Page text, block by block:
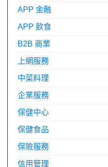
APP 金融
APP 飲食
B2B 商業
上網服務
中菜料理
企業服務
保健中心
保健食品
保險服務
信用管理